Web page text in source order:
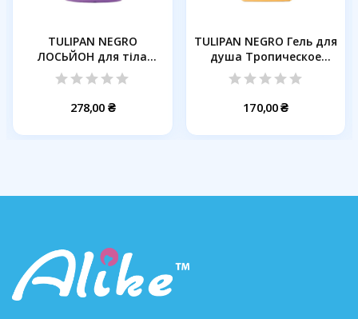
TULIPAN NEGRO
ЛОСЬЙОН для тіла
СОЛОДКІ...
278,00 ₴
TULIPAN NEGRO Гель для
душа Тропическое
манго...
170,00 ₴